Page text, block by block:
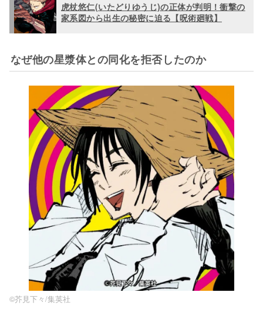
虎杖悠仁(いたどりゆうじ)の正体が判明！衝撃の
家系図から出生の秘密に迫る【呪術廻戦】
なぜ他の星漿体との同化を拒否したのか
©︎芥見下々/集英社